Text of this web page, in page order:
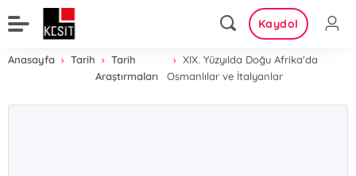
Kaydol
Anasayfa Tarih
Tarih
Araştırmaları
XIX. Yüzyılda Doğu Afrika'da
Osmanlılar ve İtalyanlar